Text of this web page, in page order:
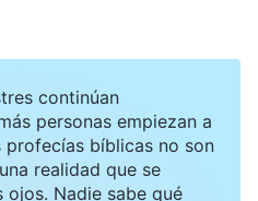
continúan
personas empiezan a
profecías bíblicas no son
realidad que se
ojos. Nadie sabe qué